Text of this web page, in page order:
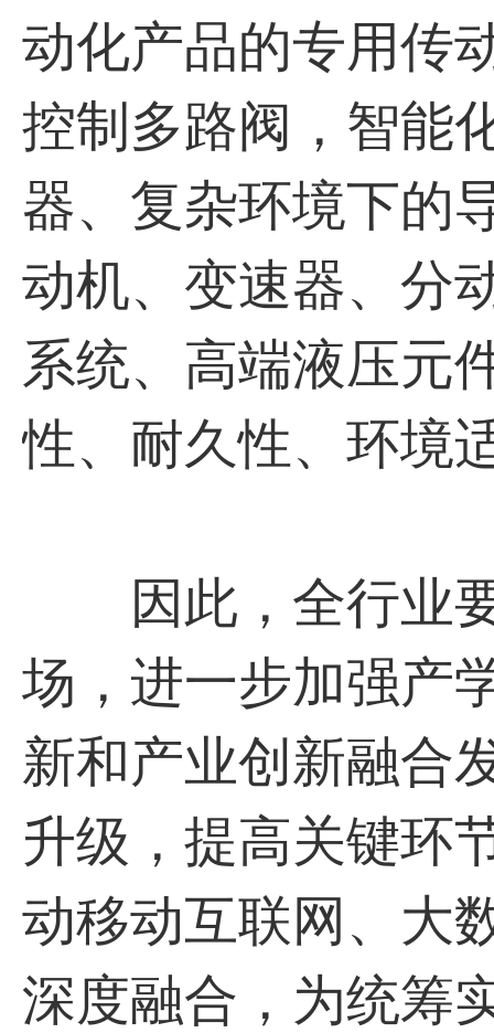
动化产品的专用传
控制多路阀，智能
器、复杂环境下的
动机、变速器、分
系统、高端液压元
性、耐久性、环境
因此，全行业要
场，进一步加强产
新和产业创新融合
升级，提高关键环
动移动互联网、大
深度融合，为统筹